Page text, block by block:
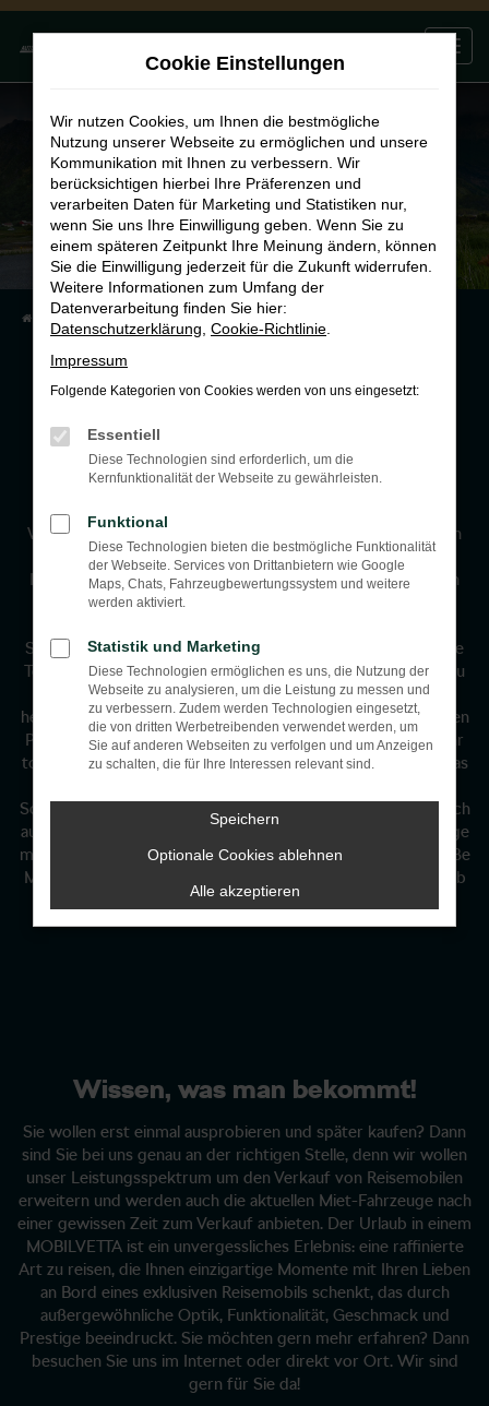
Zum
Hauptinhalt
STARTSEITE VERMIETUNG REISEMOBILE
Unsere Reisemobile - Erholung
beginnt hier!
Wir helfen Ihnen gerne bei der Suche nach Ihrem perfekten
Reisemobil! Nehmen Sie einfach Kontakt zu uns auf.
Ihre
Reisemobil Ansprechpartner finden Sie hier im unteren
Abschnitt dieser Seite.
Sie sind auch in Ihrer Freizeit gern unabhängig? Dann ist eine
Tour mit einem unserer Reisemobile von MOBILVETTA genau
das Richtige für Sie! Seit 2020 vermieten wir mehrere
hervorragend ausgestattete Fahrzeuge zu absolut moderaten
Preisen. Wohnmobile von MOBILVETTA begeistern durch ihr
tolles Design und ihre erstklassige Ausstattung mit allem, was
Schlafplätze für bis zu 4 Personen. Die Ausstattung ist einfach
außergewöhnlich. Ob LED-Ambientebeleuchtung, SAT-Anlage
mit 2 Fernsehern, Raumbad mit separater Dusche oder große
Markise: Mit unseren Reisemobilen genießen Sie Ihren Urlaub
von Anfang an in vollen Zügen.
Wissen, was man bekommt!
Sie wollen erst einmal ausprobieren und später kaufen? Dann
sind Sie bei uns genau an der richtigen Stelle, denn wir wollen
unser Leistungsspektrum um den Verkauf von Reisemobilen
erweitern und werden auch die aktuellen Miet-Fahrzeuge nach
einer gewissen Zeit zum Verkauf anbieten. Der Urlaub in einem
MOBILVETTA ist ein unvergessliches Erlebnis: eine raffinierte
Art zu reisen, die Ihnen einzigartige Momente mit Ihren Lieben
an Bord eines exklusiven Reisemobils schenkt, das durch
außergewöhnliche Optik, Funktionalität, Geschmack und
Prestige beeindruckt. Sie möchten gern mehr erfahren? Dann
besuchen Sie uns im Internet oder direkt vor Ort. Wir sind
gern für Sie da!
Cookie Einstellungen
Wir nutzen Cookies, um Ihnen die bestmögliche
Nutzung unserer Webseite zu ermöglichen und unsere
Kommunikation mit Ihnen zu verbessern. Wir
berücksichtigen hierbei Ihre Präferenzen und
verarbeiten Daten für Marketing und Statistiken nur,
wenn Sie uns Ihre Einwilligung geben. Wenn Sie zu
einem späteren Zeitpunkt Ihre Meinung ändern, können
Sie die Einwilligung jederzeit für die Zukunft widerrufen.
Weitere Informationen zum Umfang der
Datenverarbeitung finden Sie hier:
Datenschutzerklärung Cookie-Richtlinie
Impressum
Folgende Kategorien von Cookies werden von uns eingesetzt:
Essentiell
Diese Technologien sind erforderlich, um die
Kernfunktionalität der Webseite zu gewährleisten.
Funktional
Diese Technologien bieten die bestmögliche Funktionalität
der Webseite. Services von Drittanbietern wie Google
Maps, Chats, Fahrzeugbewertungssystem und weitere
werden aktiviert.
Statistik und Marketing
Diese Technologien ermöglichen es uns, die Nutzung der
Webseite zu analysieren, um die Leistung zu messen und
zu verbessern. Zudem werden Technologien eingesetzt,
die von dritten Werbetreibenden verwendet werden, um
Sie auf anderen Webseiten zu verfolgen und um Anzeigen
zu schalten, die für Ihre Interessen relevant sind.
Speichern
Optionale Cookies ablehnen
Alle akzeptieren